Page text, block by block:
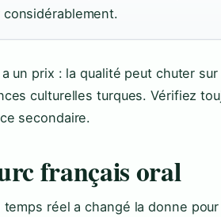
un prix : la qualité peut chuter
culturelles turques. Vérifiez
secondaire.
français oral
réel a changé la donne